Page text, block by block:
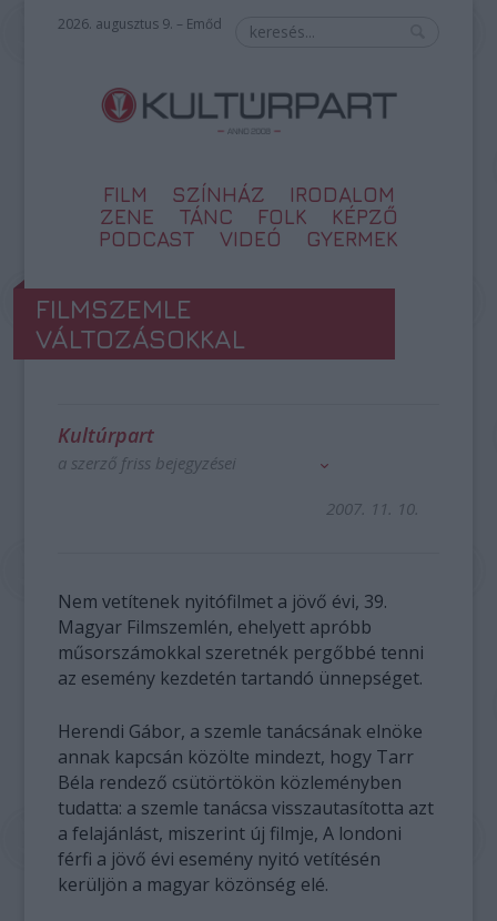
2026. augusztus 9. – Emőd
FILM SZÍNHÁZ
IRODALOM
ZENE
TÁNC FOLK
KÉPZŐ
PODCAST
VIDEÓ GYERMEK
FILMSZEMLE
VÁLTOZÁSOKKAL
Kultúrpart
a szerző friss bejegyzései
2007. 11. 10.
Nem vetítenek nyitófilmet a jövő évi, 39.
Magyar Filmszemlén, ehelyett apróbb
műsorszámokkal szeretnék pergőbbé tenni
az esemény kezdetén tartandó ünnepséget.
Herendi Gábor, a szemle tanácsának elnöke
annak kapcsán közölte mindezt, hogy Tarr
Béla rendező csütörtökön közleményben
tudatta: a szemle tanácsa visszautasította azt
a felajánlást, miszerint új filmje, A londoni
férfi a jövő évi esemény nyitó vetítésén
kerüljön a magyar közönség elé.